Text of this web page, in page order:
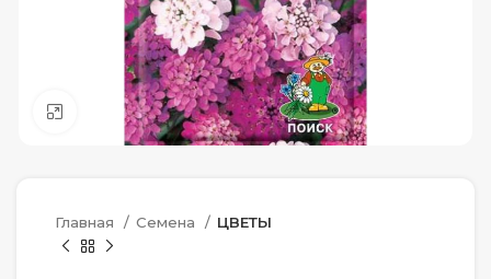
Нажмите, чтобы увеличить
Главная Семена ЦВЕТЫ